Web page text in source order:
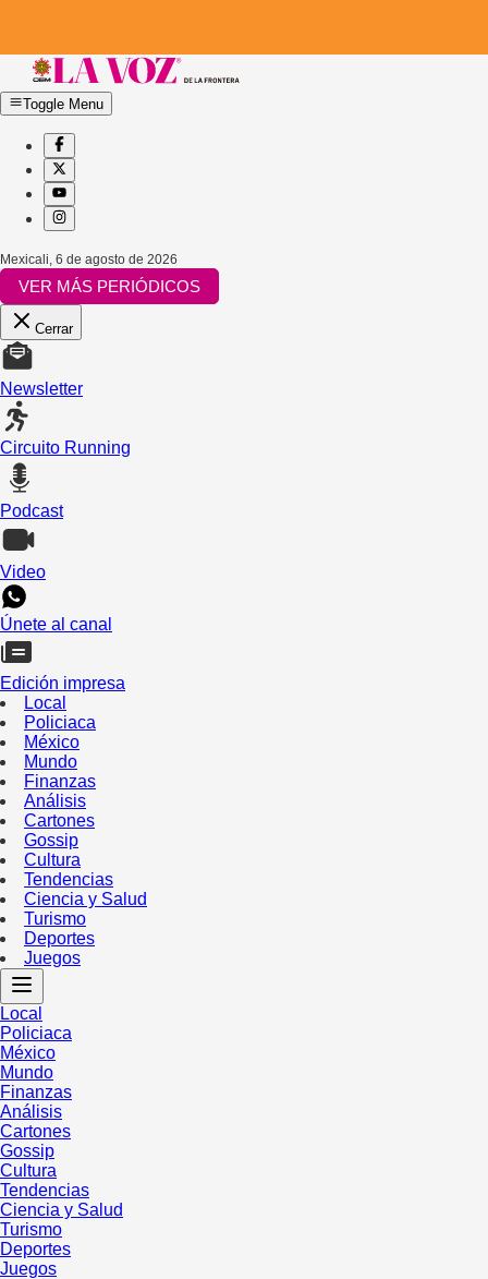
Toggle Menu
Mexicali 6 de agosto de 2026
VER MÁS PERIÓDICOS
Cerrar
Newsletter
Circuito Running
Podcast
Video
Únete al canal
Edición impresa
Local
Policiaca
México
Mundo
Finanzas
Análisis
Cartones
Gossip
Cultura
Tendencias
Ciencia y Salud
Turismo
Deportes
Juegos
Local
Policiaca
México
Mundo
Finanzas
Análisis
Cartones
Gossip
Cultura
Tendencias
Ciencia y Salud
Turismo
Deportes
Juegos